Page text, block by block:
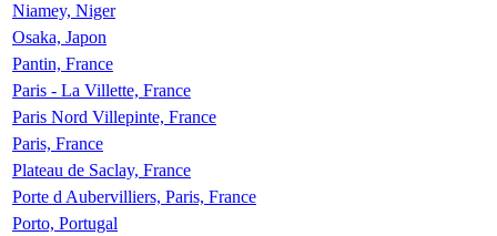
Niamey, Niger
Osaka, Japon
Pantin, France
Paris - La Villette, France
Paris Nord Villepinte, France
Paris, France
Plateau de Saclay, France
Porte d Aubervilliers, Paris, France
Porto, Portugal